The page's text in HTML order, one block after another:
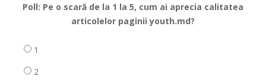
Poll: Pe o scară de la 1 la 5, cum ai aprecia calitatea
articolelor paginii youth.md?
1
2